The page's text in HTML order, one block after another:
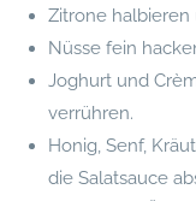
Zitrone halbieren
Nüsse fein
Joghurt und
verrühren.
Honig, Senf,
die Salatsauce